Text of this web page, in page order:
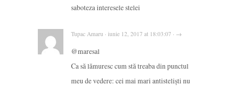
saboteza interesele stelei
Tupac Amaru · iunie 12, 2017 at 18:03:07 · →
@maresal
Ca să lămuresc cum stă treaba din punctul
meu de vedere: cei mai mari antisteliști nu